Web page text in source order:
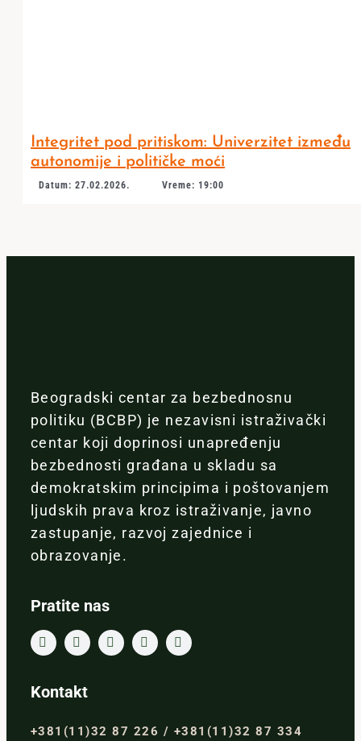
Integritet pod pritiskom: Univerzitet između
autonomije i političke moći
Datum: 27.02.2026. Vreme: 19:00
Beogradski centar za bezbednosnu
politiku (BCBP) je nezavisni istraživački
centar koji doprinosi unapređenju
bezbednosti građana u skladu sa
demokratskim principima i poštovanjem
ljudskih prava kroz istraživanje, javno
zastupanje, razvoj zajednice i
obrazovanje.
Pratite nas
Kontakt
+381(11)32 87 226 / +381(11)32 87 334